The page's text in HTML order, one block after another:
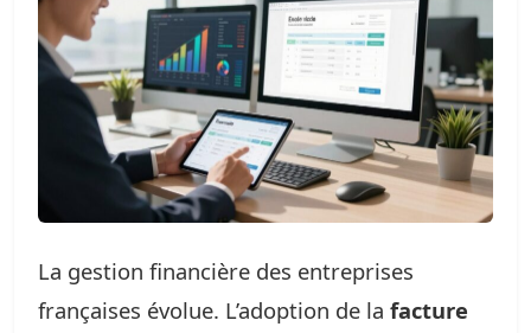
La gestion financière des entreprises
françaises évolue. L’adoption de la facture